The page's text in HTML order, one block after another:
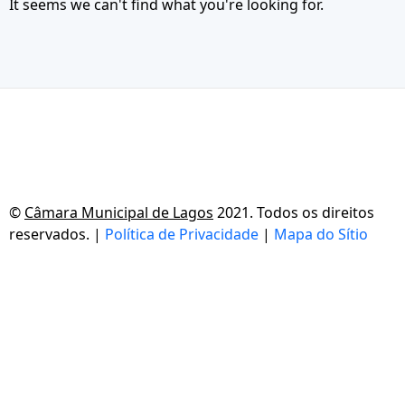
It seems we can't find what you're looking for.
© Câmara Municipal de Lagos 2021. Todos os direitos
reservados. | Política de Privacidade | Mapa do Sítio